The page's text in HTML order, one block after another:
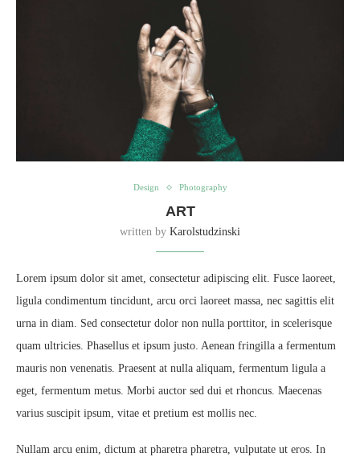
Design Photography
ART
written by Karolstudzinski
Lorem ipsum dolor sit amet, consectetur adipiscing elit. Fusce laoreet,
ligula condimentum tincidunt, arcu orci laoreet massa, nec sagittis elit
urna in diam. Sed consectetur dolor non nulla porttitor, in scelerisque
quam ultricies. Phasellus et ipsum justo. Aenean fringilla a fermentum
mauris non venenatis. Praesent at nulla aliquam, fermentum ligula a
eget, fermentum metus. Morbi auctor sed dui et rhoncus. Maecenas
varius suscipit ipsum, vitae et pretium est mollis nec.
Nullam arcu enim, dictum at pharetra pharetra, vulputate ut eros. In